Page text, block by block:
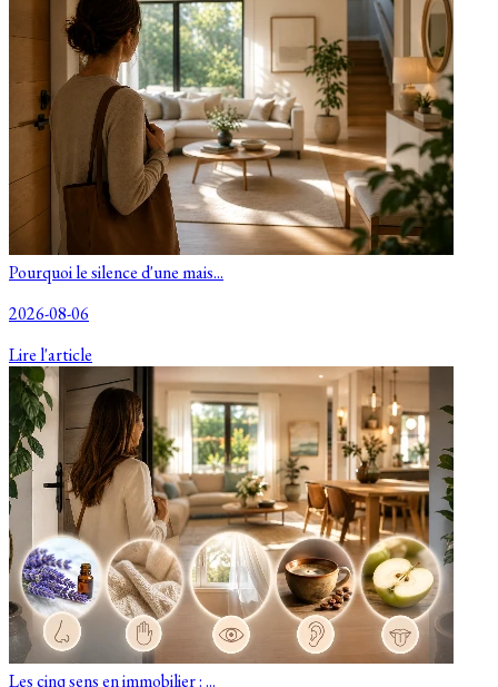
Pourquoi le silence d'une mais...
2026-08-06
Lire l'article
Les cinq sens en immobilier : ...